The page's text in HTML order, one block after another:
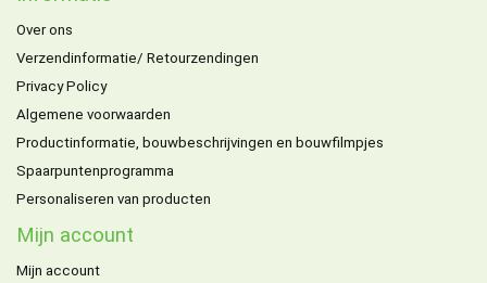
Over ons
Verzendinformatie/ Retourzendingen
Privacy Policy
Algemene voorwaarden
Productinformatie, bouwbeschrijvingen en bouwfilmpjes
Spaarpuntenprogramma
Personaliseren van producten
Mijn account
Mijn account